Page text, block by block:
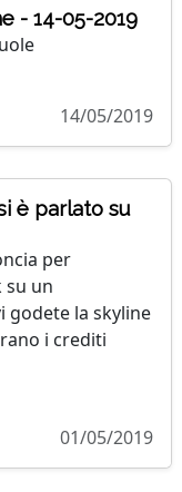
- 14-05-2019
14/05/2019
è parlato su
per
su un
godete la skyline
i crediti
01/05/2019